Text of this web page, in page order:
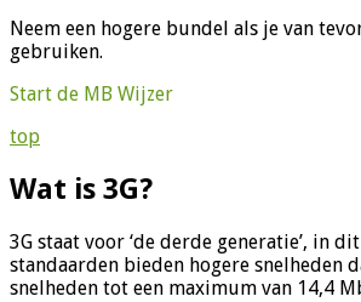
Neem een hogere bundel als je van
gebruiken.
Start de MB Wijzer
top
Wat is 3G?
3G staat voor ‘de derde generatie’, in
standaarden bieden hogere snelheden
snelheden tot een maximum van 14,4